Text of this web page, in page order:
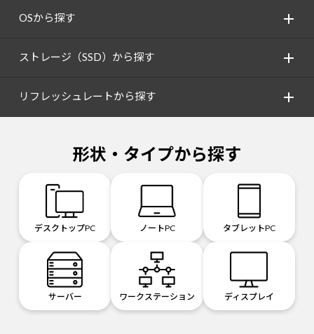
OSから探す
ストレージ（SSD）から探す
リフレッシュレートから探す
形状・タイプから探す
デスクトップPC ノートPC タブレットPC
サーバー ワークステーション ディスプレイ